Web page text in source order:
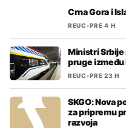
Crna Gora i
REUC•PRE 4 H
Ministri Srbije
pruge između
REUC•PRE 23 H
SKGO: Nova
za pripremu
razvoja